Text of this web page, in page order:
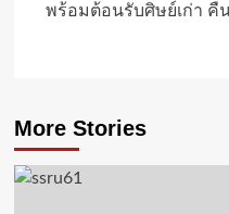
พร้อมต้อนรับศิษย์เก่า คื
More Stories